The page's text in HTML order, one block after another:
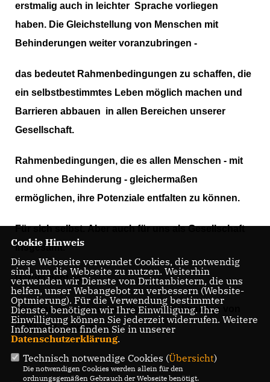
erstmalig auch in leichter Sprache vorliegen
haben. Die Gleichstellung von Menschen mit
Behinderungen weiter voranzubringen -
das bedeutet Rahmenbedingungen zu schaffen, die
ein selbstbestimmtes Leben möglich machen und
Barrieren abbauen in allen Bereichen unserer
Gesellschaft.
Rahmenbedingungen, die es allen Menschen - mit
und ohne Behinderung - gleichermaßen
ermöglichen, ihre Potenziale entfalten zu können.
Für sich selbst.Aber auch für uns als Gesellschaft
insgesamt.
Darum geht es.
Und darum geht es uns als Zukunftskoalition von
CDU und Grünen.
Cookie Hinweis
Diese Webseite verwendet Cookies, die notwendig
sind, um die Webseite zu nutzen. Weiterhin
verwenden wir Dienste von Drittanbietern, die uns
helfen, unser Webangebot zu verbessern (Website-
Optmierung). Für die Verwendung bestimmter
Dienste, benötigen wir Ihre Einwilligung. Ihre
Einwilligung können Sie jederzeit widerrufen. Weitere
Informationen finden Sie in unserer
Datenschutzerklärung.
Technisch notwendige Cookies (Übersicht)
Die notwendigen Cookies werden allein für den
ordnungsgemäßen Gebrauch der Webseite benötigt.